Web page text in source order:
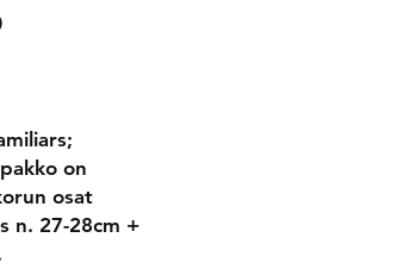
on
osat
n. 27-28cm +